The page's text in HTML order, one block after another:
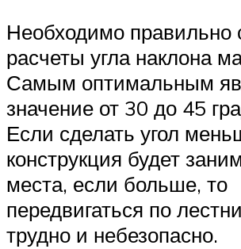
Необходимо правильно
расчеты угла наклона
Самым оптимальным
значение от 30 до 45
Если сделать угол
конструкция будет
места, если больше, то
передвигаться по
трудно и небезопасно.